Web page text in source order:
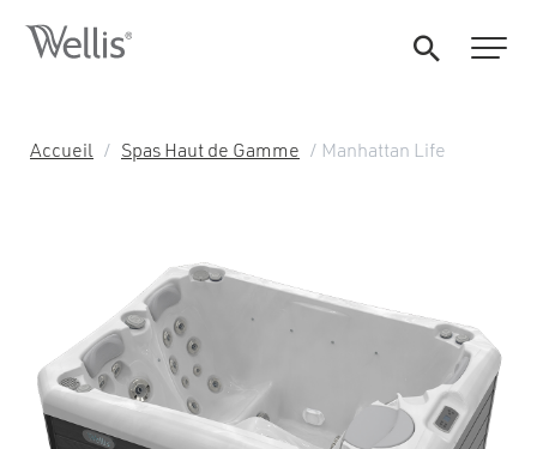
Accueil / Spas Haut de Gamme / Manhattan Life